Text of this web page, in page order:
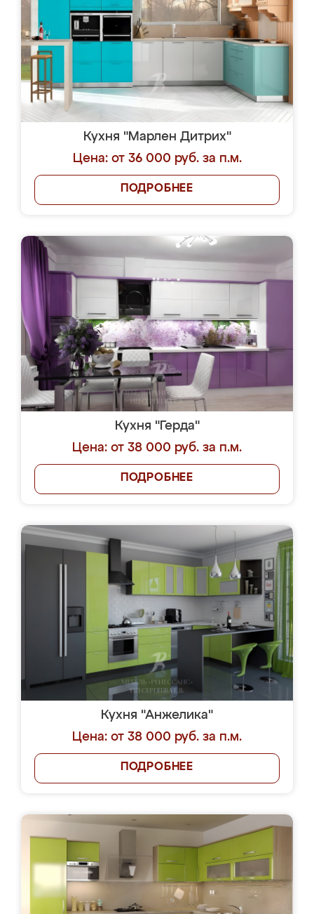
Кухня "Марлен Дитрих"
Цена: от 36 000 руб. за п.м.
ПОДРОБНЕЕ
Кухня "Герда"
Цена: от 38 000 руб. за п.м.
ПОДРОБНЕЕ
Кухня "Анжелика"
Цена: от 38 000 руб. за п.м.
ПОДРОБНЕЕ